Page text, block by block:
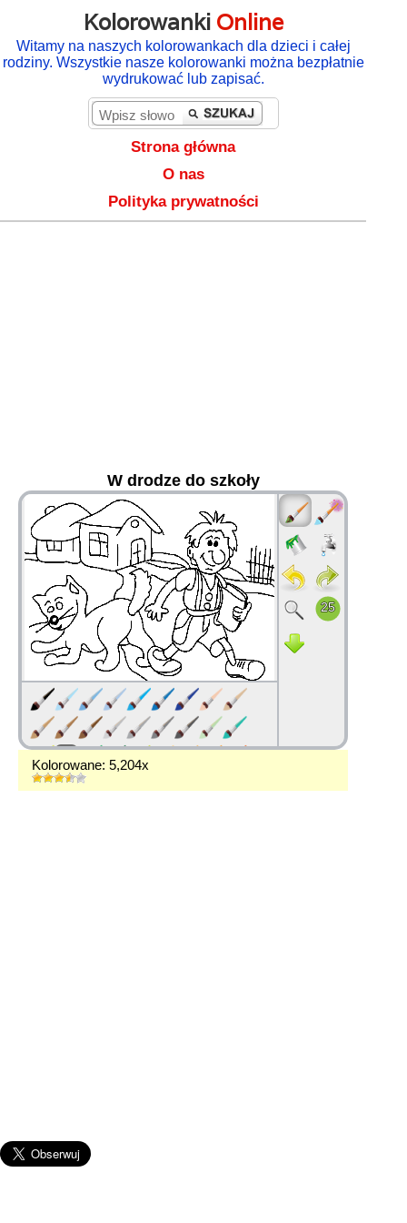
Kolorowanki Online
Witamy na naszych kolorowankach dla dzieci i całej
rodziny. Wszystkie nasze kolorowanki można bezpłatnie
wydrukować lub zapisać.
Strona główna
O nas
Polityka prywatności
W drodze do szkoły
Kolorowane: 5,204x